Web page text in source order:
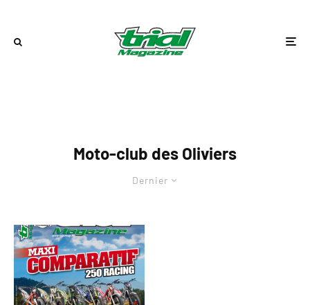
Moto-club des Oliviers
Dernier